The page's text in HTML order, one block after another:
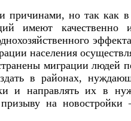
но так как
имеют
населения
миграции
в районах,
и направлять их в
на